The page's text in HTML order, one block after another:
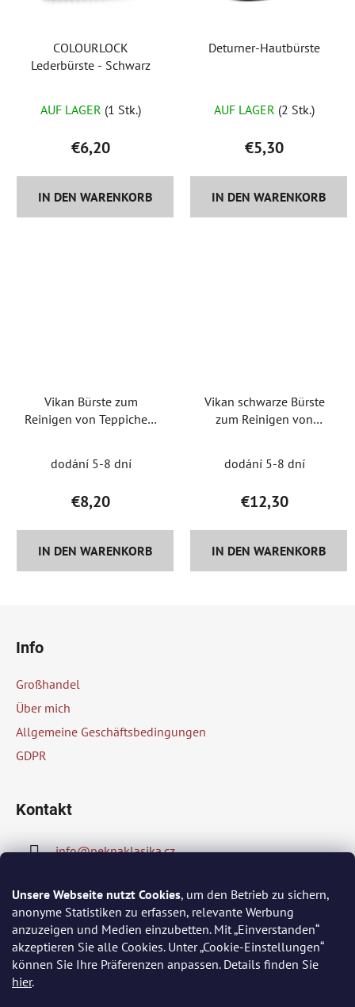
Unsere Webseite nutzt Cookies, um den Betrieb zu sichern,
anonyme Statistiken zu erfassen, relevante Werbung
anzuzeigen und Medien einzubetten. Mit „Einverstanden“
akzeptieren Sie alle Cookies. Unter „Cookie-Einstellungen“
können Sie Ihre Präferenzen anpassen. Details finden Sie
hier.
COLOURLOCK
Lederbürste - Schwarz
AUF LAGER (1 Stk.)
€6,20
IN DEN WARENKORB
Deturner-Hautbürste
AUF LAGER (2 Stk.)
€5,30
IN DEN WARENKORB
Vikan Bürste zum
Reinigen von Teppichen,
dodání 5-8 dní
€8,20
IN DEN WARENKORB
Vikan schwarze Bürste
zum Reinigen von
dodání 5-8 dní
€12,30
IN DEN WARENKORB
Info
Großhandel
Über mich
Allgemeine Geschäftsbedingungen
GDPR
Kontakt
info@peknaklasika.cz
778002430
Wir akzeptieren online-Zahlungen